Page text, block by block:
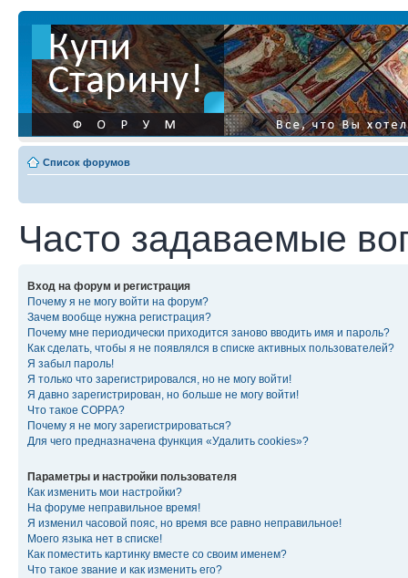
Список форумов
Часто задаваемые
Вход на форум и регистрация
Почему я не могу войти на форум?
Зачем вообще нужна регистрация?
Почему мне периодически приходится заново вводить имя и пароль?
Как сделать, чтобы я не появлялся в списке активных пользователей?
Я забыл пароль!
Я только что зарегистрировался, но не могу войти!
Я давно зарегистрирован, но больше не могу войти!
Что такое COPPA?
Почему я не могу зарегистрироваться?
Для чего предназначена функция «Удалить cookies»?
Параметры и настройки пользователя
Как изменить мои настройки?
На форуме неправильное время!
Я изменил часовой пояс, но время все равно неправильное!
Моего языка нет в списке!
Как поместить картинку вместе со своим именем?
Что такое звание и как изменить его?